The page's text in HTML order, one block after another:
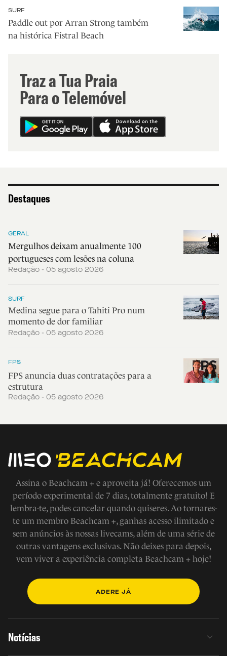
SURF
Paddle out por Arran Strong também
na histórica Fistral Beach
Traz a Tua Praia
Para o Telemóvel
Destaques
GERAL
Mergulhos deixam anualmente 100
portugueses com lesões na coluna
Redação - 05 agosto 2026
SURF
Medina segue para o Tahiti Pro num
momento de dor familiar
Redação - 05 agosto 2026
FPS
FPS anuncia duas contratações para a
estrutura
Redação - 05 agosto 2026
Assina o Beachcam + e aproveita já! Oferecemos um
período experimental de 7 dias, totalmente gratuito! E
lembra-te, podes cancelar quando quiseres. Ao tornares-
te um membro Beachcam +, ganhas acesso ilimitado e
sem anúncios às nossas livecams, além de uma série de
outras vantagens exclusivas. Não deixes para depois,
vem viver a experiência completa Beachcam + hoje!
ADERE JÁ
Notícias